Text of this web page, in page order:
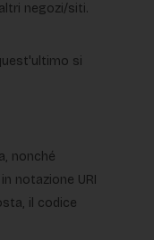
negozi/siti.
si
nonché
notazione URI
il codice